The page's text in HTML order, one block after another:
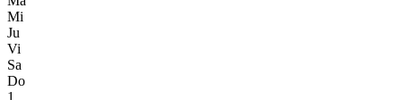
Mi
Ju
Vi
Sa
Do
1